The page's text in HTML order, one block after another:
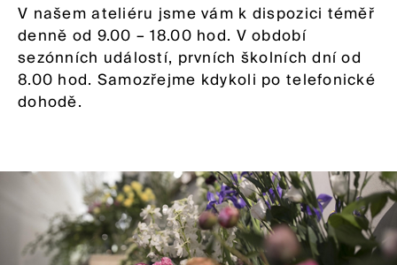
V našem ateliéru jsme vám k dispozici téměř
denně od 9.00 – 18.00 hod. V období
sezónních událostí, prvních školních dní od
8.00 hod. Samozřejme kdykoli po telefonické
dohodě.